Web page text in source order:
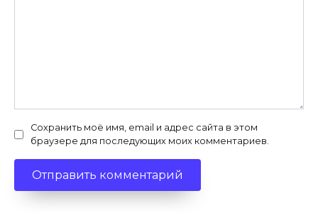
Сохранить моё имя, email и адрес сайта в этом
браузере для последующих моих комментариев.